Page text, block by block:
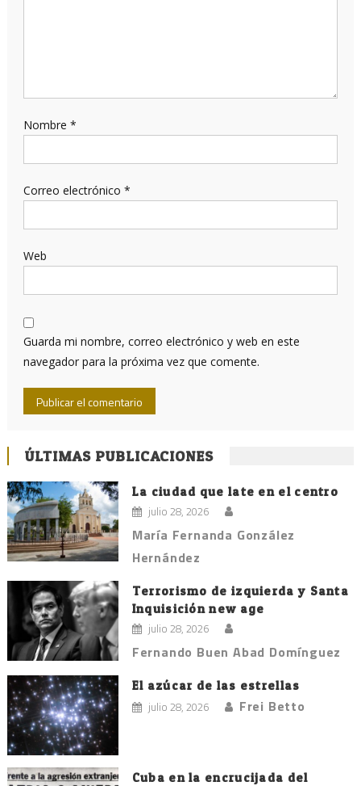
Nombre *
Correo electrónico *
Web
Guarda mi nombre, correo electrónico y web en este
navegador para la próxima vez que comente.
ÚLTIMAS PUBLICACIONES
La ciudad que late en el centro
julio 28, 2026
María Fernanda González
Hernández
Terrorismo de izquierda y Santa
Inquisición new age
julio 28, 2026
Fernando Buen Abad Domínguez
El azúcar de las estrellas
julio 28, 2026 Frei Betto
Cuba en la encrucijada del